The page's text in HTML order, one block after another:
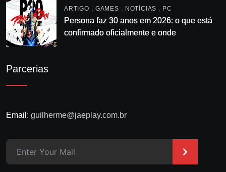
ARTIGO , GAMES , NOTÍCIAS , PC
Persona faz 30 anos em 2026: o que está
confirmado oficialmente e onde
Parcerias
Email: guilherme@jaeplay.com.br
>